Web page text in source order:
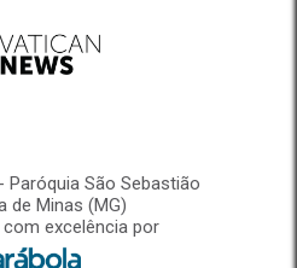
São Sebastião
de Minas (MG)
excelência por